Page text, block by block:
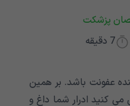
پزشکت
7 دقیقه
عفونت باشد. بر همین
کنید ادرار شما داغ و